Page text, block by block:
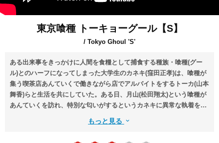
東京喰種 トーキョーグール【S】
/ Tokyo Ghoul 'S'
ある出来事をきっかけに人間を食糧として捕食する種族・喰種(グー
ル)とのハーフになってしまった大学生のカネキ(窪田正孝)は、喰種が
集う喫茶店あんていくで働きながら店でアルバイトをするトーカ(山本
舞香)らと生活を共にしていた。ある日、月山(松田翔太)という喰種が
あんていくを訪れ、特別な匂いがするというカネキに異常な執着を見
もっと見る